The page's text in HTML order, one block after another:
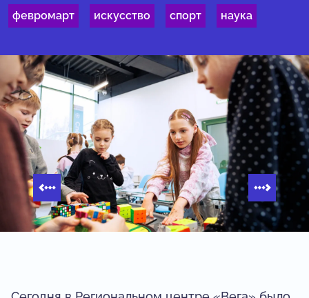
февромарт искусство спорт наука